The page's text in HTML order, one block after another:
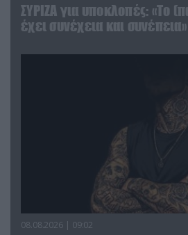
ΣΥΡΙΖΑ για υποκλοπές: «Το
έχει συνέχεια και συνέπεια»
08.08.2026 | 09:02